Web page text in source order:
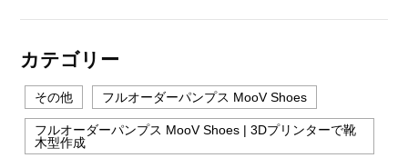
カテゴリー
その他 フルオーダーパンプス MooV Shoes
フルオーダーパンプス MooV Shoes | 3Dプリンターで靴
木型作成